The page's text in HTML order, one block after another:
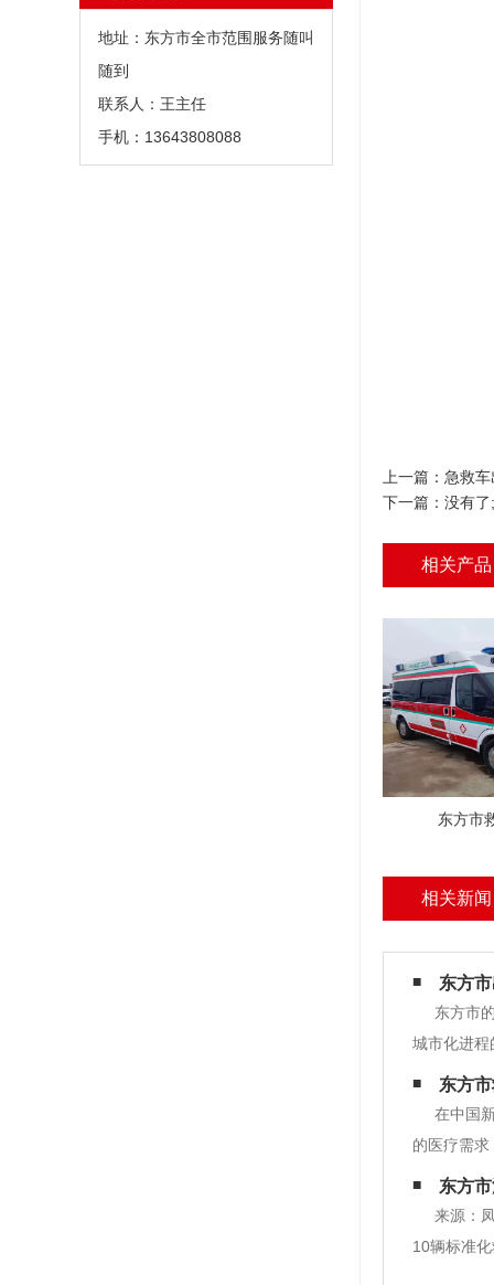
地址：东方市全市范围服务随叫
随到
联系人：王主任
手机：13643808088
上一篇： 急救车
下一篇：没有了;
相关产品
东方市
相关新闻
东方
东方市
城市化进程
了一家专
力于提供
东方
在中国
的医疗需
时需要注
于一些严
东方
来源：
10辆标准